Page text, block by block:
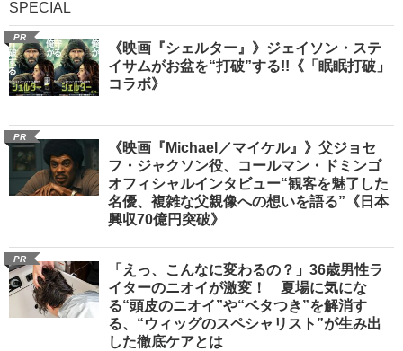
SPECIAL
PR
《映画『シェルター』》ジェイソン・ステ
イサムがお盆を“打破”する!!《「眠眠打破」
コラボ》
PR
《映画『Michael／マイケル』》父ジョセ
フ・ジャクソン役、コールマン・ドミンゴ
オフィシャルインタビュー“観客を魅了した
名優、複雑な父親像への想いを語る”《日本
興収70億円突破》
PR
「えっ、こんなに変わるの？」36歳男性ラ
イターのニオイが激変！ 夏場に気にな
る“頭皮のニオイ”や“ベタつき”を解消す
る、“ウィッグのスペシャリスト”が生み出
した徹底ケアとは